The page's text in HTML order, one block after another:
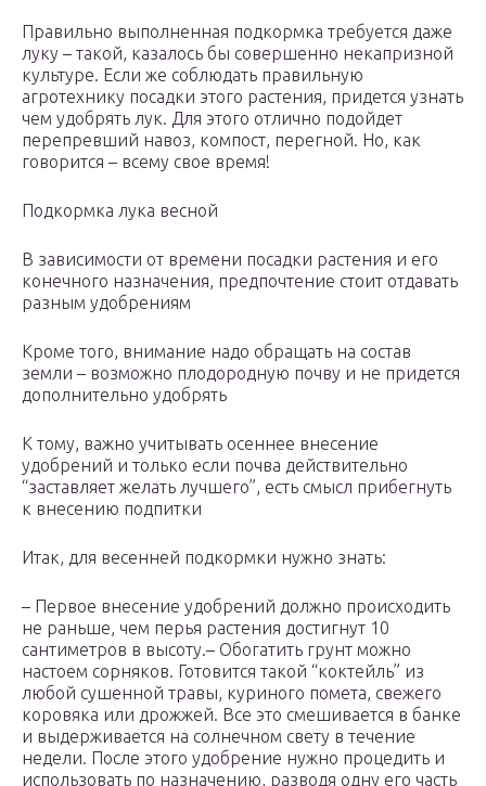
Правильно выполненная подкормка требуется даже
луку – такой, казалось бы совершенно некапризной
культуре. Если же соблюдать правильную
агротехнику посадки этого растения, придется узнать
чем удобрять лук. Для этого отлично подойдет
перепревший навоз, компост, перегной. Но, как
говорится – всему свое время!
Подкормка лука весной
В зависимости от времени посадки растения и его
конечного назначения, предпочтение стоит отдавать
разным удобрениям
Кроме того, внимание надо обращать на состав
земли – возможно плодородную почву и не придется
дополнительно удобрять
К тому, важно учитывать осеннее внесение
удобрений и только если почва действительно
“заставляет желать лучшего”, есть смысл прибегнуть
к внесению подпитки
Итак, для весенней подкормки нужно знать:
– Первое внесение удобрений должно происходить
не раньше, чем перья растения достигнут 10
сантиметров в высоту.– Обогатить грунт можно
настоем сорняков. Готовится такой “коктейль” из
любой сушенной травы, куриного помета, свежего
коровяка или дрожжей. Все это смешивается в банке
и выдерживается на солнечном свету в течение
недели. После этого удобрение нужно процедить и
использовать по назначению, разводя одну его часть